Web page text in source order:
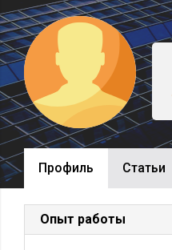
Профиль Cтатьи
Опыт работы